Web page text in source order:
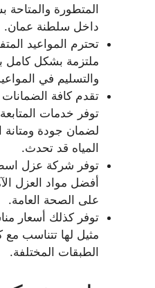
المتطورة والمتاحة
داخل سلطنة عمان.
تحترم المواعيد
ملتزمة بشكل كامل
والتسليم في
تقدم كافة
توفر خدمات
لضمان جودة ومتانة
المياه قد تحدث.
توفر شركة عزل
أفضل مواد العزل
على الصحة العامة.
توفر كذلك أسعار
مثيل لها تتناسب مع
الطبقات المختلفة.